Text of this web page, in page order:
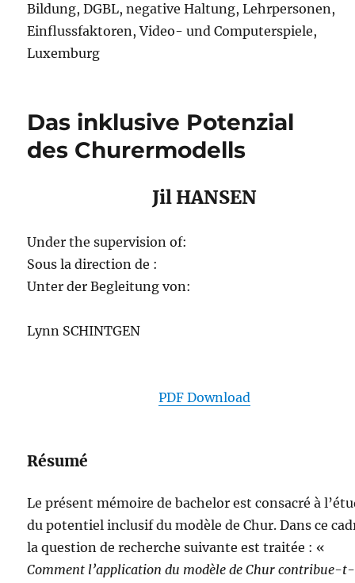
Bildung, DGBL, negative Haltung, Lehrpersonen,
Einflussfaktoren, Video- und Computerspiele,
Luxemburg
Das inklusive Potenzial
des Churermodells
Jil HANSEN
Under the supervision of:
Sous la direction de :
Unter der Begleitung von:
Lynn SCHINTGEN
PDF Download
Résumé
Le présent mémoire de bachelor est consacré à
du potentiel inclusif du modèle de Chur. Dans ce
la question de recherche suivante est traitée : «
Comment l’application du modèle de Chur contribue-